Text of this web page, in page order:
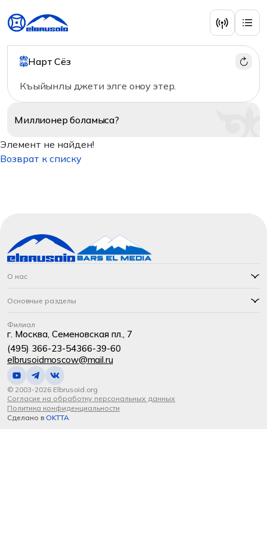
Нарт Сёз
Къыйынлы джети элге оноу этер.
Миллионерболамыса?
Элемент не найден!
Возврат к списку
О нас
Основные разделы
Филиал
г. Москва, Семеновская пл., 7
(495) 366-23-54366-39-60
elbrusoidmoscow@mail.ru
© 2003-2026 Elbrusoid.org
Согласие на обработку персональных данных
Политика конфиденциальности
Сделано в OKTTA